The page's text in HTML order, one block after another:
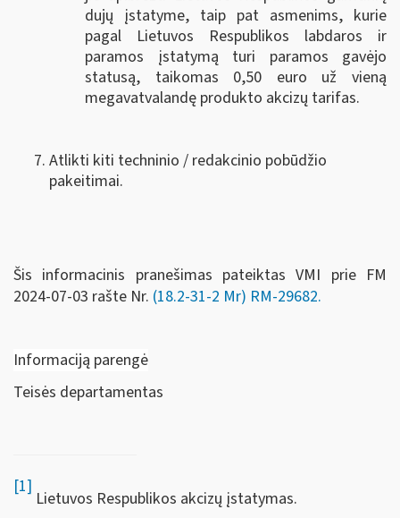
dujų įstatyme, taip pat asmenims, kurie
pagal Lietuvos Respublikos labdaros ir
paramos įstatymą turi paramos gavėjo
statusą, taikomas 0,50 euro už vieną
megavatvalandę produkto akcizų tarifas.
Atlikti kiti techninio / redakcinio pobūdžio
pakeitimai.
Šis informacinis pranešimas pateiktas VMI prie FM
2024-07-03 rašte Nr. (18.2-31-2 Mr) RM-29682.
Informaciją parengė
Teisės departamentas
[1]
Lietuvos Respublikos akcizų įstatymas.